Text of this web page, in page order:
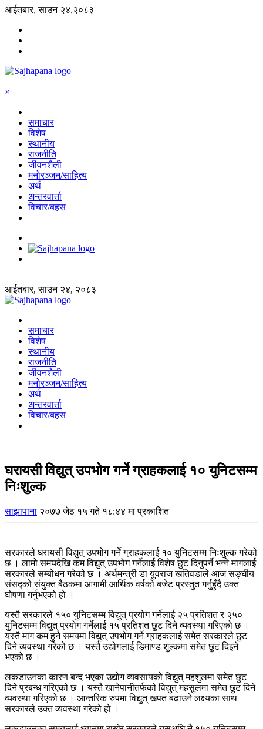
आईतबार, साउन २४,२०८३
×
समाचार
विशेष
स्थानीय
राजनीति
जीवनशैली
मनोरञ्जन/साहित्य
अर्थ
अन्तरवार्ता
विचार/बहस
आईतबार, साउन २४, २०८३
समाचार
विशेष
स्थानीय
राजनीति
जीवनशैली
मनोरञ्जन/साहित्य
अर्थ
अन्तरवार्ता
विचार/बहस
घरायसी विद्युत् उपभोग गर्ने ग्राहकलाई १० युनिटसम्म
निःशुल्क
साझापाना २०७७ जेठ १५ गते १८:४४ मा प्रकाशित
सरकारले घरायसी विद्युत् उपभोग गर्ने ग्राहकलाई १० युनिटसम्म निःशुल्क गरेको
छ । लामो समयदेखि कम विद्युत् उपभोग गर्नेलाई विशेष छुट दिनुपर्ने भन्ने मागलाई
सरकारले सम्बोधन गरेको छ । अर्थमन्त्री डा युवराज खतिवडाले आज सङ्घीय
संसद्को संयुक्त बैठकमा आगामी आर्थिक वर्षको बजेट प्रस्तुत गर्नुहुँदै उक्त
घोषणा गर्नुभएको हो ।
यस्तै सरकारले १५० युनिटसम्म विद्युत् प्रयोग गर्नेलाई २५ प्रतिशत र २५०
युनिटसम्म विद्युत् प्रयोग गर्नेलाई १५ प्रतिशत छुट दिने व्यवस्था गरिएको छ ।
यस्तै माग कम हुने समयमा विद्युत् उपभोग गर्ने ग्राहकलाई समेत सरकारले छुट
दिने व्यवस्था गरेको छ । यस्तै उद्योगलाई डिमाण्ड शुल्कमा समेत छुट दिइने
भएको छ ।
लकडाउनका कारण बन्द भएका उद्योग व्यवसायको विद्युत् महशुलमा समेत छुट
दिने प्रबन्ध गरिएको छ । यस्तै खानेपानीतर्फको विद्युत् महसुलमा समेत छुट दिने
व्यवस्था गरिएको छ । आन्तरिक रुपमा विद्युत् खपत बढाउने लक्ष्यका साथ
सरकारले उक्त व्यवस्था गरेको हो ।